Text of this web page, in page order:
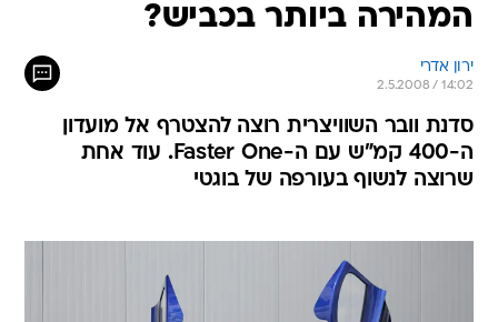
המהירה ביותר בכביש?
ירון אדרי
2.5.2008 / 14:02
סדנת וובר השוויצרית רוצה להצטרף אל מועדון
ה-400 קמ"ש עם ה-Faster One. עוד אחת
שרוצה לנשוף בעורפה של בוגטי